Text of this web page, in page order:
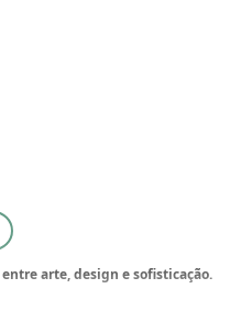
arte, design e sofisticação.